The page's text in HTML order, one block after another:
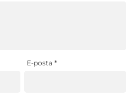
E-posta*